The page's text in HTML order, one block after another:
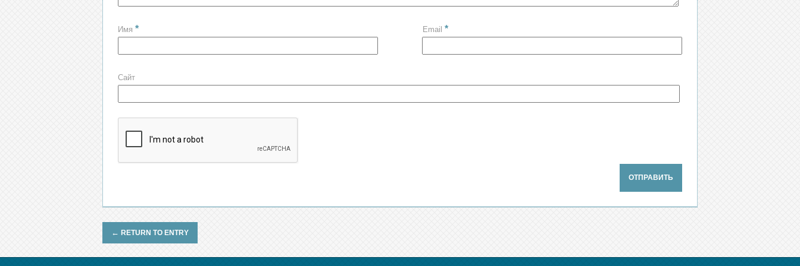
Имя * Email*
Сайт
← RETURN TO ENTRY